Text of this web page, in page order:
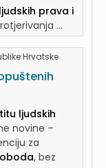
prava i
...
Hrvatske
ljudskih
novine –
za
, bez